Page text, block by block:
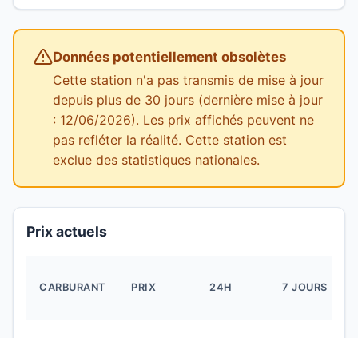
Données potentiellement obsolètes
Cette station n'a pas transmis de mise à jour
depuis plus de 30 jours (dernière mise à jour
: 12/06/2026). Les prix affichés peuvent ne
pas refléter la réalité. Cette station est
exclue des statistiques nationales.
Prix actuels
CARBURANT PRIX 24H 7 JOURS